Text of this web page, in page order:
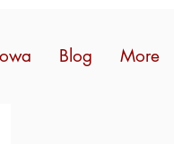
Blog More